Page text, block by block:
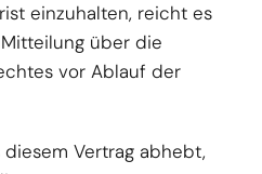
einzuhalten, reicht es
über die
vor Ablauf der
Vertrag abhebt,